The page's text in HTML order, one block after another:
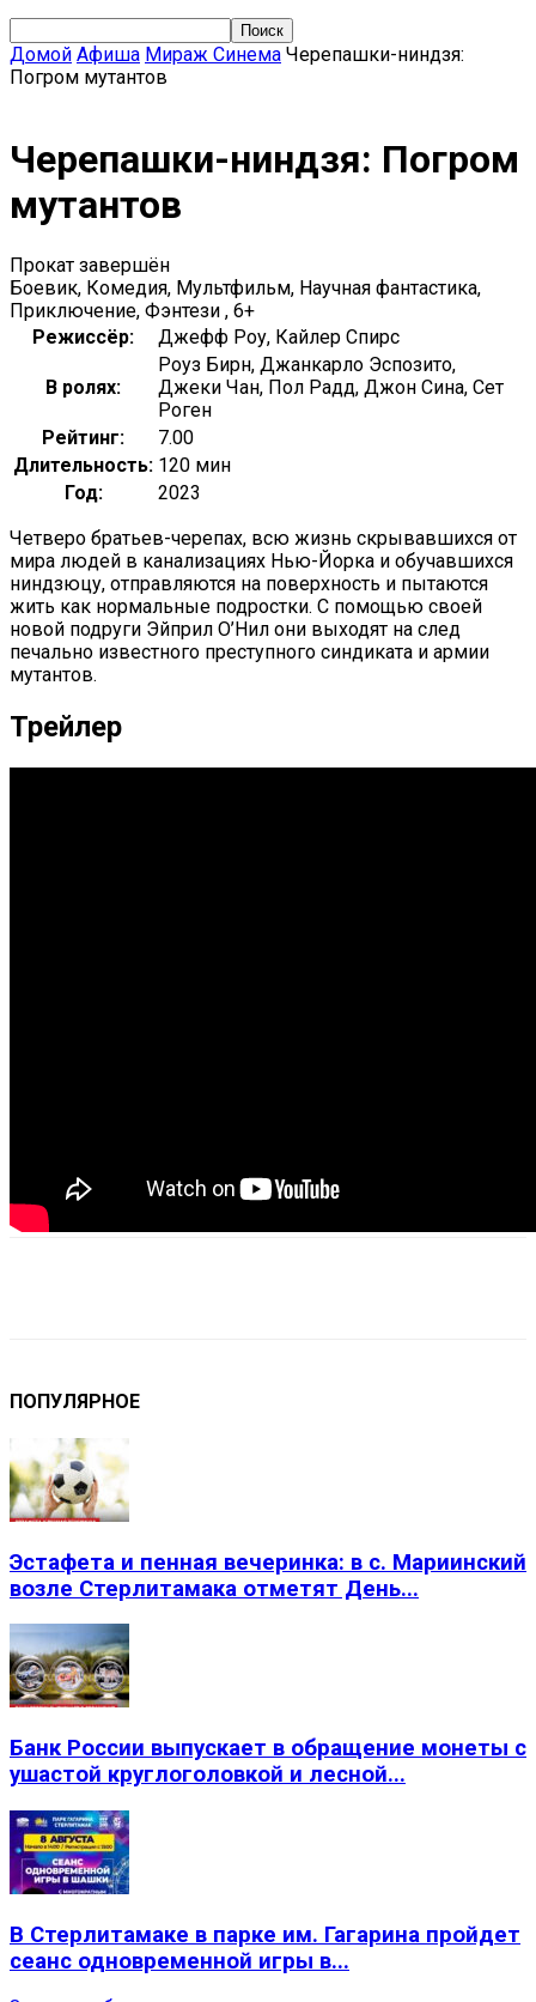
Домой Афиша Мираж Синема Черепашки-ниндзя:
Погром мутантов
Черепашки-ниндзя: Погром
мутантов
Прокат завершён
Боевик, Комедия, Мультфильм, Научная фантастика,
Приключение, Фэнтези , 6+
Режиссёр:
Джефф Роу, Кайлер Спирс
В ролях:
Роуз Бирн, Джанкарло Эспозито,
Джеки Чан, Пол Радд, Джон Сина, Сет
Роген
Рейтинг:
7.00
Длительность: 120 мин
Год:
2023
Четверо братьев-черепах, всю жизнь скрывавшихся от
мира людей в канализациях Нью-Йорка и обучавшихся
ниндзюцу, отправляются на поверхность и пытаются
жить как нормальные подростки. С помощью своей
новой подруги Эйприл О’Нил они выходят на след
печально известного преступного синдиката и армии
мутантов.
Трейлер
ПОПУЛЯРНОЕ
Эстафета и пенная вечеринка: в с. Мариинский
возле Стерлитамака отметят День...
Банк России выпускает в обращение монеты с
ушастой круглоголовкой и лесной...
В Стерлитамаке в парке им. Гагарина пройдет
сеанс одновременной игры в...